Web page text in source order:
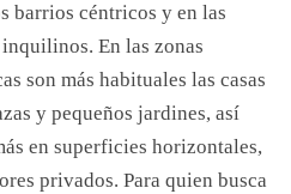
barrios céntricos y en las
En las zonas
son más habituales las casas
y pequeños jardines, así
en superficies horizontales,
privados. Para quien busca